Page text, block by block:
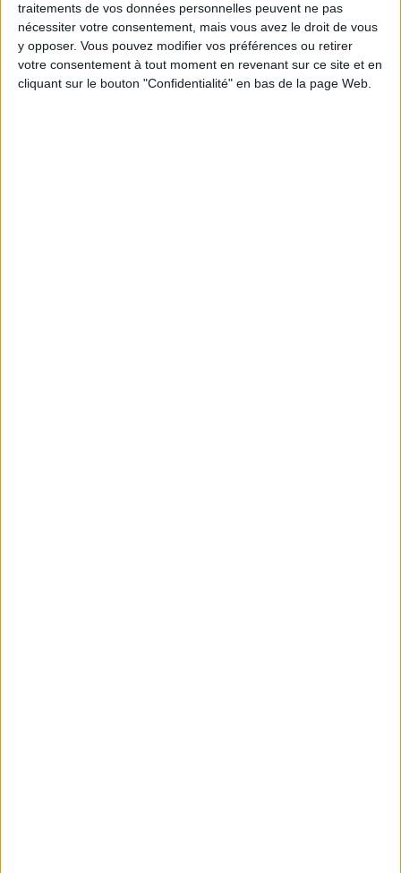
traitements de vos données personnelles peuvent ne pas
nécessiter votre consentement, mais vous avez le droit de vous
y opposer. Vous pouvez modifier vos préférences ou retirer
votre consentement à tout moment en revenant sur ce site et en
cliquant sur le bouton "Confidentialité" en bas de la page Web.